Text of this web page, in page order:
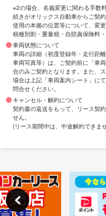
※2の場合、名義変更に関わる手数
続きがオリックス自動車からご契
使用の本拠の位置等について、変
税種別割・重量税・自賠責保険料
車両状態について
車両の詳細（初度登録年・走行距
車両写真等）は、ご契約前に「車
合のみご契約となります。また、
場合は上記「車両案内シート」に
問合せください。
キャンセル・解約について
契約書の返送をもって、リース契
せん。
(リース期間中は、中途解約できま